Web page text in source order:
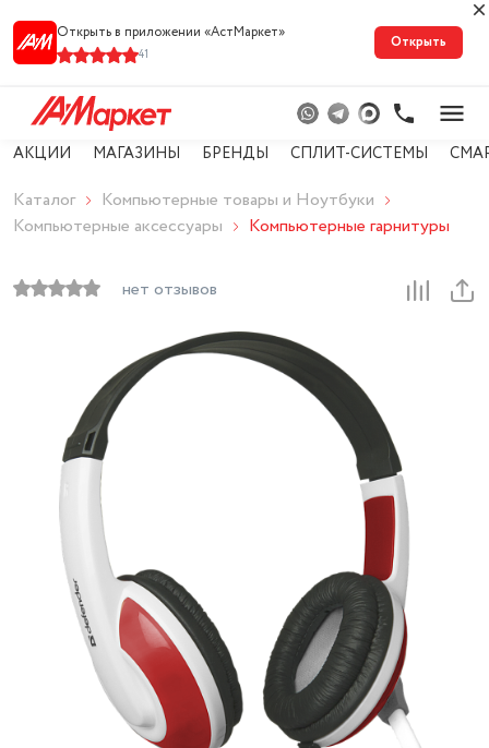
Открыть в приложении «АстМарке‪т‬»
41
Открыть
АКЦИИ МАГАЗИНЫ БРЕНДЫ СПЛИТ-СИСТЕМЫ
Каталог
Компьютерные товары и Ноутбуки
Компьютерные аксессуары
Компьютерные гарнитуры
нет отзывов